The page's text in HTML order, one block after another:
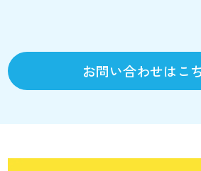
お問い合わせはこ